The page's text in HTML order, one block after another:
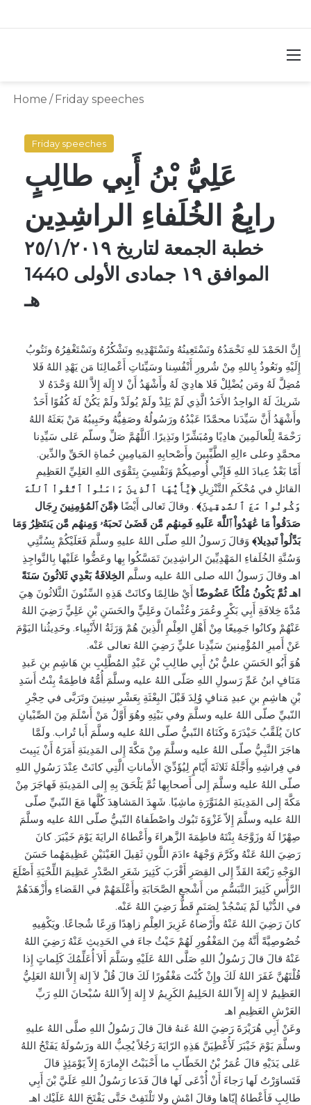
Home / Friday speeches
Friday speeches
عَلِيُّ بْنُ أَبِي طالِبٍ
رابِعُ الخُلَفاءِ الراشِدِين
خطبة الجمعة لتاريخ ٢٥/١/٢٠١٩
الموافق ١٩ جمادى الأولى 1440
هـ
إِنَّ الحَمْدَ للهِ نَحْمَدُهُ ونَسْتَعِينُهُ ونَسْتَهْدِيهِ ونَشْكُرُهُ ونَسْتَغْفِرُهُ ونَتُوبُ
إِلَيْهِ ونَعُوذُ بِاللهِ مِنْ شُرورِ أَنْفُسِنا وسَيِّئاتِ أَعْمالِنَا مَن يَهْدِ اللهُ فَلا
مُضِلَّ لَهُ ومَن يُضْلِلْ فَلا هادِيَ لَهُ وأَشْهَدُ أَنْ لا إِلَهَ إِلاَّ اللهُ وَحْدَهُ لا
شَريكَ لَهُ الواحِدُ الأَحَدُ الَّذِي لَمْ يَلِدْ ولَمْ يُولَدْ ولَمْ يَكُنْ لَهُ كُفُوًا أَحَدٌ
وأَشْهَدُ أَنَّ سَيِّدَنا محمَّدًا عَبْدُهُ ورَسُولُهُ وصَفِيُّهُ وحَبِيبُهُ مَنْ بَعَثَهُ اللهُ
رَحْمَةً لِلْعالَمِينَ هادِيًا ومُبَشِّرًا ونَذِيرًا. اَللَّهُمَّ صَلِّ وسلّم عَلى سَيِّدِنا
محمَّدٍ وعلى ءالِهِ الطَّيِّبِينَ وأَصْحابِهِ المَيامِينِ حُماةِ الحَقِّ والدِّين.
أَمّا بَعْدُ عِبادَ اللهِ فَإِنِّي أُوصِيكُمْ وَنَفْسِيَ بِتَقْوَى اللهِ العَلِيِّ العَظِيمِ
القائلِ في مُحْكَمِ التَّنْزِيلِ ﴿يَٰٓأَيُّهَا ٱلَّذِينَ ءَامَنُواْ ٱتَّقُواْ ٱللَّهَ
وَكُونُواْ مَعَ ٱلصَّٰدِقِينَ﴾ . وقالَ تَعالى أَيْضًا ﴿مِّنَ ٱلمُؤمِنِينَ رِجَال
صَدَقُواْ مَا عَٰهَدُواْ ٱللَّهَ عَلَيهِ فَمِنهُم مَّن قَضَىٰ نَحبَهُۥ وَمِنهُم مَّن يَنتَظِرُ وَمَا
بَدَّلُواْ تَبدِيلا﴾ وَقالَ رَسولُ اللهِ صلّى اللهُ عليهِ وسلَّمَ فَعَلَيْكُمْ بِسُنَّتِي
وَسُنَّةِ الخُلَفاءِ المَهْدِيِّينَ الراشِدِينَ تَمَسَّكُوا بِها وعَضُّوا عَلَيْها بِالنَّواجِذِ
اهـ وقالَ رَسولُ الله صلى اللهُ عليه وسلَّم الخِلافَةُ بَعْدِي ثَلاثُونَ سَنَةً
اهـ ثُمَّ يَكُونُ مُلْكًا عَضُوضًا أَيْ ظالِمًا وكانَتْ هَذِهِ السِّنُونَ الثَّلاثُونَ هِيَ
مُدَّةَ خِلافَةِ أَبِي بَكْرٍ وعُمَرَ وعُثْمانَ وعَلِيٍّ والحَسَنِ بْنِ عَلِيٍّ رَضِيَ اللهُ
عَنْهُمْ وكانُوا جَمِيعًا مِنْ أَهْلِ العِلْمِ الَّذِينَ هُمْ وَرَثَةُ الأَنْبِياء. وحَدِيثُنا اليَوْمَ
عَنْ أَميرِ المُؤْمِنينَ سَيِّدِنا عليٍّ رَضِيَ اللهُ تعالى عَنْه.
هُوَ أَبُو الحَسَنِ عليُّ بْنُ أَبِي طالِبِ بْنِ عَبْدِ المُطَّلِبِ بنِ هَاشِمِ بنِ عَبدِ
مَنَافٍ ابنُ عَمِّ رَسولِ اللهِ صَلّى اللهُ عليه وسلَّمَ أُمُّهُ فاطِمَةُ بِنْتُ أَسَدِ
بْنِ هاشِمِ بنِ عبدِ مَنافٍ وُلِدَ قَبْلَ البِعْثَةِ بِعَشْرِ سِنِينَ وتَرَبَّى في حِجْرِ
النّبيِّ صلّى اللهُ عليه وسلَّمَ وفي بَيْتِهِ وهُوَ أَوَّلُ مَنْ أَسْلَمَ مِنَ الصِّبْيانِ
كانَ يُلَقَّبُ حَيْدَرَةَ وكَنَاهُ النّبيُّ صلّى اللهُ عليه وسلَّمَ أَبا تُراب. ولَمَّا
هاجَرَ النَّبِيُّ صلّى اللهُ عليه وسلَّمَ مِنْ مَكَّةَ إِلى المَدِينَةِ أَمَرَهُ أَنْ يَبِيتَ
في فِراشِهِ وأَجَّلَهُ ثَلاثَةَ أَيّامٍ لِيُؤَدِّيَ الأَماناتِ الَّتِي كانَتْ عِنْدَ رَسُولِ اللهِ
صلّى اللهُ عليه وسلَّمَ إِلى أَصحابِها ثُمَّ يَلْحَقَ بِهِ إِلى المَدِينَةِ فَهاجَرَ مِنْ
مَكَّةَ إِلى المَدِينَةِ المُنَوَّرَةِ ماشِيًا. شَهِدَ المَشاهِدَ كُلَّها مَعَ النّبيِّ صلّى
اللهُ عليه وسلَّمَ إِلاّ غَزْوَةَ تَبُوك واصْطَفاهُ النّبيُّ صلّى اللهُ عليه وسلَّمَ
صِهْرًا لَهُ وزَوَّجَهُ بِنْتَهُ فاطِمَةَ الزَّهراءَ وأَعْطاهُ الرايَةَ يَوْمَ خَيْبَرَ. كانَ
رَضِيَ اللهُ عَنْهُ وكَرَّمَ وَجْهَهُ ءادَمَ اللَّونِ ثَقِيلَ العَيْنَيْنِ عَظِيمَهُما حَسَنَ
الوَجْهِ رَبْعَةَ القَدِّ إِلى القِصَرِ أَقْرَبَ كَثِيرَ شَعَرِ الصَّدْرِ عَظِيمَ اللِّحْيَةِ أَصْلَعَ
الرَّأْسِ كَثِيرَ التَّبَسُّمِ من أَشْجعِ الصَّحَابَةِ وأَعْلَمَهُمْ في القَضاءِ وأَزْهَدَهُمْ
في الدُّنْيا لَمْ يَسْجُدْ لِصَنَمٍ قَطُّ رَضِيَ اللهُ عَنْه.
كانَ رَضِيَ اللهُ عَنْهُ وأَرْضاهُ غَزِيرَ العِلْمِ زاهِدًا وَرِعًا شُجاعًا. ويَكْفِيهِ
خُصُوصِيَّةً أَنَّهُ مِنَ المَغْفُورِ لَهُمْ حَيْثُ جاءَ في الحَدِيثِ عَنْهُ رَضِيَ اللهُ
عَنْهُ قالَ قالَ رَسُولُ اللهِ صَلَّى اللهُ عَلَيْهِ وسَلَّمَ أَلاَ أُعَلِّمُكَ كَلِماتٍ إِذا
قُلْتَهُنَّ غَفَرَ اللهُ لَكَ وإِنْ كُنْتَ مَغْفُورًا لَكَ قالَ قُلْ لاَ إِلهَ إِلاَّ اللهُ العَلِيُّ
العَظِيمُ لا إِلهَ إِلاّ اللهُ الحَلِيمُ الكَرِيمُ لا إِلهَ إِلاّ اللهُ سُبْحانَ اللهِ رَبِّ
العَرْشِ العَظِيمِ اهـ
وعَنْ أَبِي هُرَيْرَةَ رَضِيَ اللهُ عَنهُ قالَ قالَ رَسُولُ اللهِ صلَّى اللهُ عليهِ
وسلَّمَ يَوْمَ خَيْبَرَ لَأُعْطِيَنَّ هَذِهِ الرّايَةَ رَجُلاً يُحِبُّ اللهَ ورَسُولَهُ يَفَتْحُ اللهُ
عَلى يَدَيْهِ قالَ عُمَرُ بْنُ الخَطّابِ ما أَحْبَبْتُ الإِمارَةَ إِلاّ يَوْمَئِذٍ قالَ
فَتَساوَرْتُ لَها رَجاءَ أَنْ أُدْعَى لَها قالَ فَدَعا رَسُولُ اللهِ عَلَيَّ بْنَ أَبِي
طالِبٍ فَأَعْطاهُ إِيّاها وقالَ امْشِ ولا تَلْتَفِتْ حَتَّى يَفْتَحَ اللهُ عَلَيْك اهـ